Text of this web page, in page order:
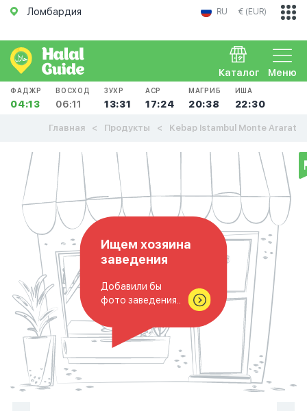
Ломбардия RU € (EUR)
Меню
Каталог
ФАДЖР
04:13
ВОСХОД
06:11
ЗУХР
13:31
АСР
17:24
МАГРИБ
20:38
ИША
22:30
Главная Продукты Kebap Istambul Monte Ararat
Ищем хозяина
заведения
Добавили бы
фото заведения..